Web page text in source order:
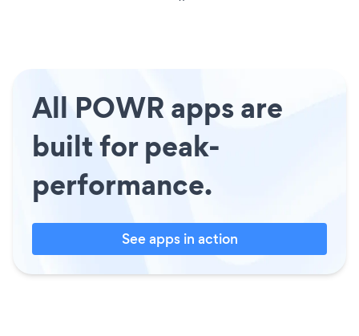
All POWR apps are
built for peak-
performance.
See apps in action